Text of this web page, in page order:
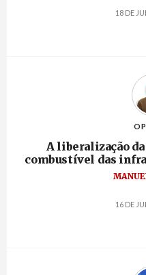
18 DE
A liberalização
combustível das
16 DE